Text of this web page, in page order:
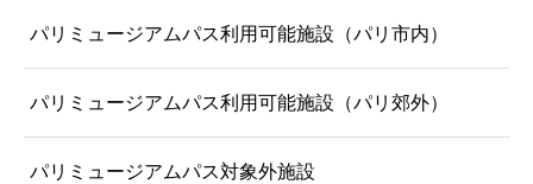
パリミュージアムパス利用可能施設（パリ市内）
パリミュージアムパス利用可能施設（パリ郊外）
パリミュージアムパス対象外施設